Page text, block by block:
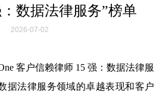
数据法律服务”榜单
2026-07-02
客户信赖律师 15 强：数据法律服
据法律服务领域的卓越表现和客户